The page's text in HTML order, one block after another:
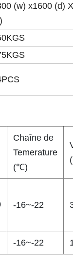
(w) x1600 (d)
Chaîne de
Temerature
(℃)
-16~-22
-16~-22